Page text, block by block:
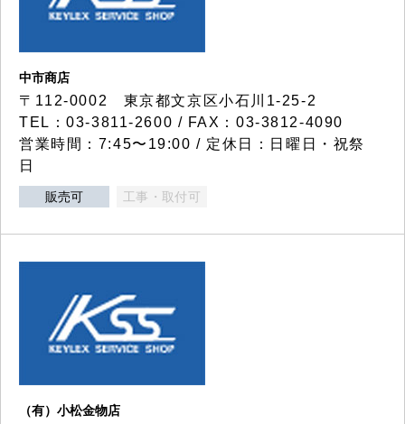
中市商店
〒112-0002 東京都文京区小石川1-25-2
TEL：03-3811-2600 / FAX：03-3812-4090
営業時間：7:45〜19:00 / 定休日：日曜日・祝祭
日
販売可 工事・取付可
（有）小松金物店